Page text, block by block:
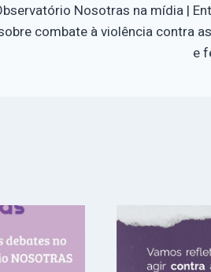
Nosotras na mídia |
combate à violência contra
e